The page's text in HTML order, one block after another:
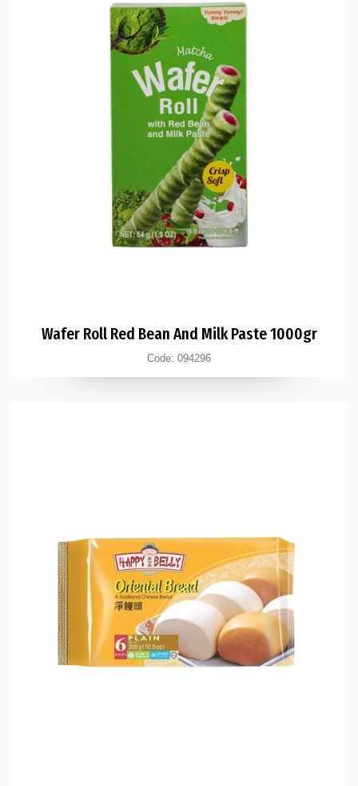
Wafer Roll Red Bean And Milk Paste 1000gr
Code: 094296